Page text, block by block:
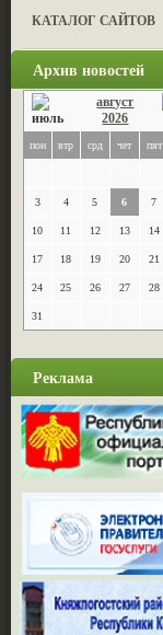
КАТАЛОГ САЙТОВ
Архив новостей
август
2026
пон втр срд чет пят
3 4 5 6 7
10 11 12 13 14
17 18 19 20 21
24 25 26 27 28
31
Реклама